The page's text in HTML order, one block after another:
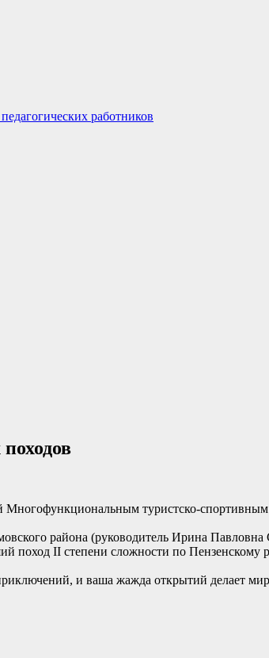
работников
Многофункциональным туристско-
района (руководитель Ирина
поход II степени сложности по Пензенскому
и ваша жажда открытий делает